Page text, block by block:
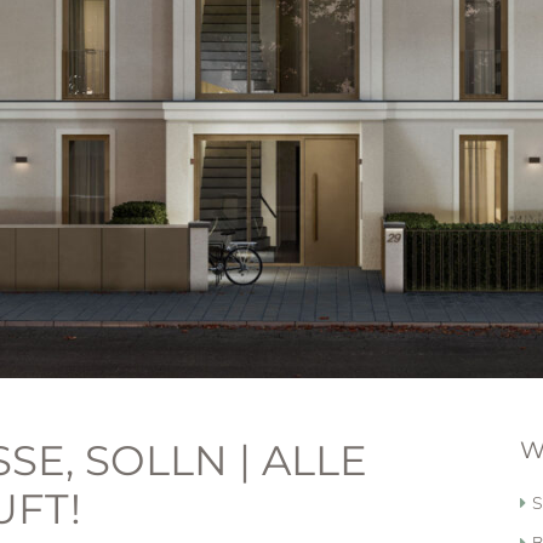
SOLLN | ALLE E